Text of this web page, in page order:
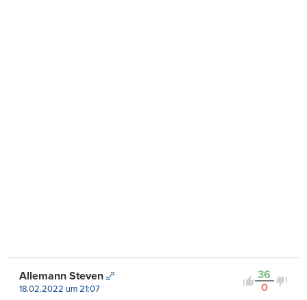
36
0
Allemann Steven
18.02.2022 um 21:07